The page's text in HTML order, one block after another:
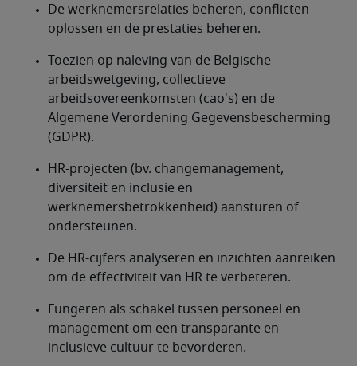
De werknemersrelaties beheren, conflicten
oplossen en de prestaties beheren.
Toezien op naleving van de Belgische
arbeidswetgeving, collectieve
arbeidsovereenkomsten (cao's) en de
Algemene Verordening Gegevensbescherming
(GDPR).
HR-projecten (bv. changemanagement,
diversiteit en inclusie en
werknemersbetrokkenheid) aansturen of
ondersteunen.
De HR-cijfers analyseren en inzichten aanreiken
om de effectiviteit van HR te verbeteren.
Fungeren als schakel tussen personeel en
management om een transparante en
inclusieve cultuur te bevorderen.